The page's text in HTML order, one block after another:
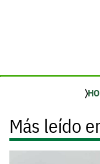
Más leído